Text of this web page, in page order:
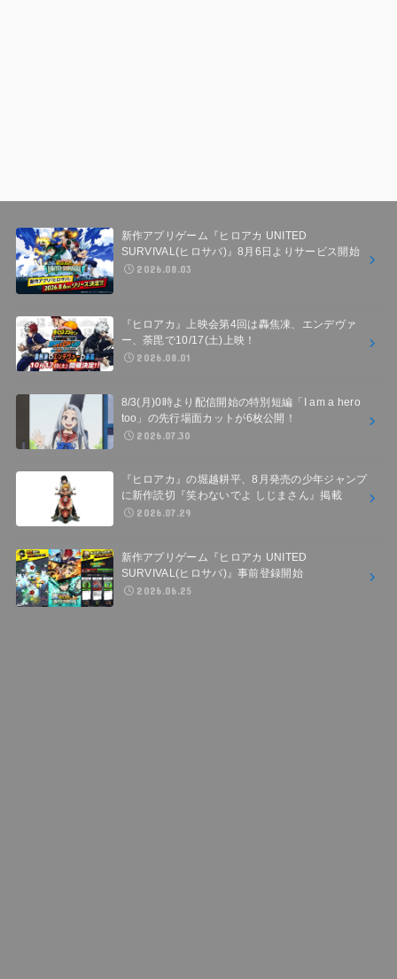
新作アプリゲーム『ヒロアカ UNITED
SURVIVAL(ヒロサバ)』8月6日よりサービス開始
2026.08.03
『ヒロアカ』上映会第4回は轟焦凍、エンデヴァ
ー、荼毘で10/17(土)上映！
2026.08.01
8/3(月)0時より配信開始の特別短編「I am a hero
too」の先行場面カットが6枚公開！
2026.07.30
『ヒロアカ』の堀越耕平、8月発売の少年ジャンプ
に新作読切『笑わないでよ しじまさん』掲載
2026.07.29
新作アプリゲーム『ヒロアカ UNITED
SURVIVAL(ヒロサバ)』事前登録開始
2026.06.25